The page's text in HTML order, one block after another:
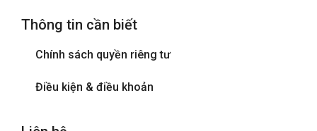
Phòng tắm đứng
Thông tin cần biết
Chính sách quyền riêng tư
Điều kiện & điều khoản